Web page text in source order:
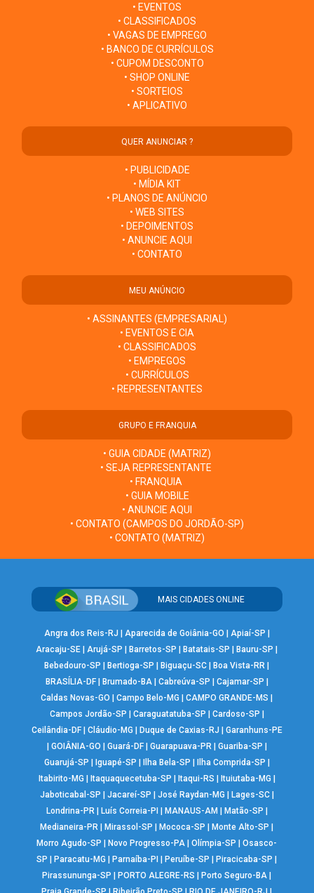
• EVENTOS
• CLASSIFICADOS
• VAGAS DE EMPREGO
• BANCO DE CURRÍCULOS
• CUPOM DESCONTO
• SHOP ONLINE
• SORTEIOS
• APLICATIVO
QUER ANUNCIAR ?
• PUBLICIDADE
• MÍDIA KIT
• PLANOS DE ANÚNCIO
• WEB SITES
• DEPOIMENTOS
• ANUNCIE AQUI
• CONTATO
MEU ANÚNCIO
• ASSINANTES (EMPRESARIAL)
• EVENTOS E CIA
• CLASSIFICADOS
• EMPREGOS
• CURRÍCULOS
• REPRESENTANTES
GRUPO E FRANQUIA
• GUIA CIDADE (MATRIZ)
• SEJA REPRESENTANTE
• FRANQUIA
• GUIA MOBILE
• ANUNCIE AQUI
• CONTATO (CAMPOS DO JORDÃO-SP)
• CONTATO (MATRIZ)
MAIS CIDADES ONLINE
Angra dos Reis-RJ Aparecida de Goiânia-GO Apiaí-SP
Aracaju-SE |Arujá-SP Barretos-SP Batatais-SP Bauru-SP
Bebedouro-SP
Bertioga-SP Biguaçu-SC Boa Vista-RR
BRASÍLIA-DF| Brumado-BA| Cabreúva-SP Cajamar-SP
Caldas Novas-GO
|Campo Belo-MG |CAMPO GRANDE-MS
Campos Jordão-SP
Caraguatatuba-SP Cardoso-SP
Ceilândia-DF| Cláudio-MG Duque de Caxias-RJ
Garanhuns-PE
GOIÂNIA-GO Guará-DF| Guarapuava-PR| Guariba-SP
Guarujá-SP
Iguapé-SP Ilha Bela-SP Ilha Comprida-SP
Itabirito-MG
Itaquaquecetuba-SP Itaqui-RS Ituiutaba-MG
Jaboticabal-SP
Jacareí-SP José Raydan-MG Lages-SC|
Londrina-PR| Luís Correia-PI MANAUS-AM Matão-SP
Medianeira-PR
Mirassol-SP Mococa-SP Monte Alto-SP
Morro Agudo-SP
Novo Progresso-PA |Olímpia-SP |Osasco-
SP
Paracatu-MG Parnaíba-PI Peruíbe-SP Piracicaba-SP
Pirassununga-SP
PORTO ALEGRE-RS Porto Seguro-BA